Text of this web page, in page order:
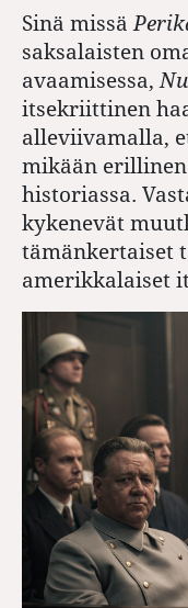
Sinä missä
saksalaisten
avaamisessa,
itsekriittinen
alleviivamalla,
mikään
historiassa.
kykenevät
tämänkertaiset
amerikkalaiset